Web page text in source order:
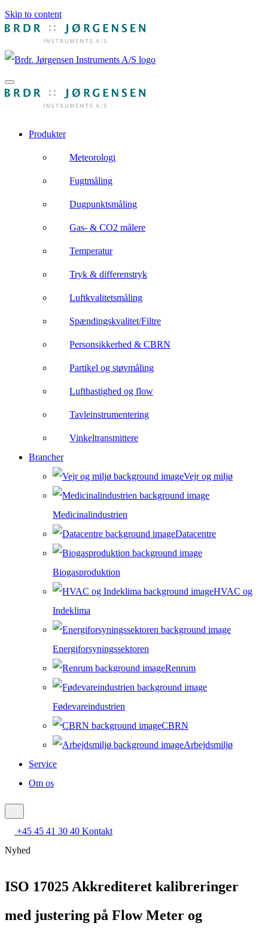
Skip to content
Produkter
Meteorologi
Fugtmåling
Dugpunktsmåling
Gas- & CO2 målere
Temperatur
Tryk & differenstryk
Luftkvalitetsmåling
Spændingskvalitet/Filtre
Personsikkerhed & CBRN
Partikel og støvmåling
Lufthastighed og flow
Tavleinstrumentering
Vinkeltransmittere
Brancher
Vejr og miljø
Medicinalindustrien
Datacentre
Biogasproduktion
HVAC og
Indeklima
Energiforsyningssektoren
Renrum
Fødevareindustrien
CBRN
Arbejdsmiljø
Service
Om os
+45 45 41 30 40 Kontakt
Nyhed
ISO 17025 Akkrediteret kalibreringer
med justering på Flow Meter og